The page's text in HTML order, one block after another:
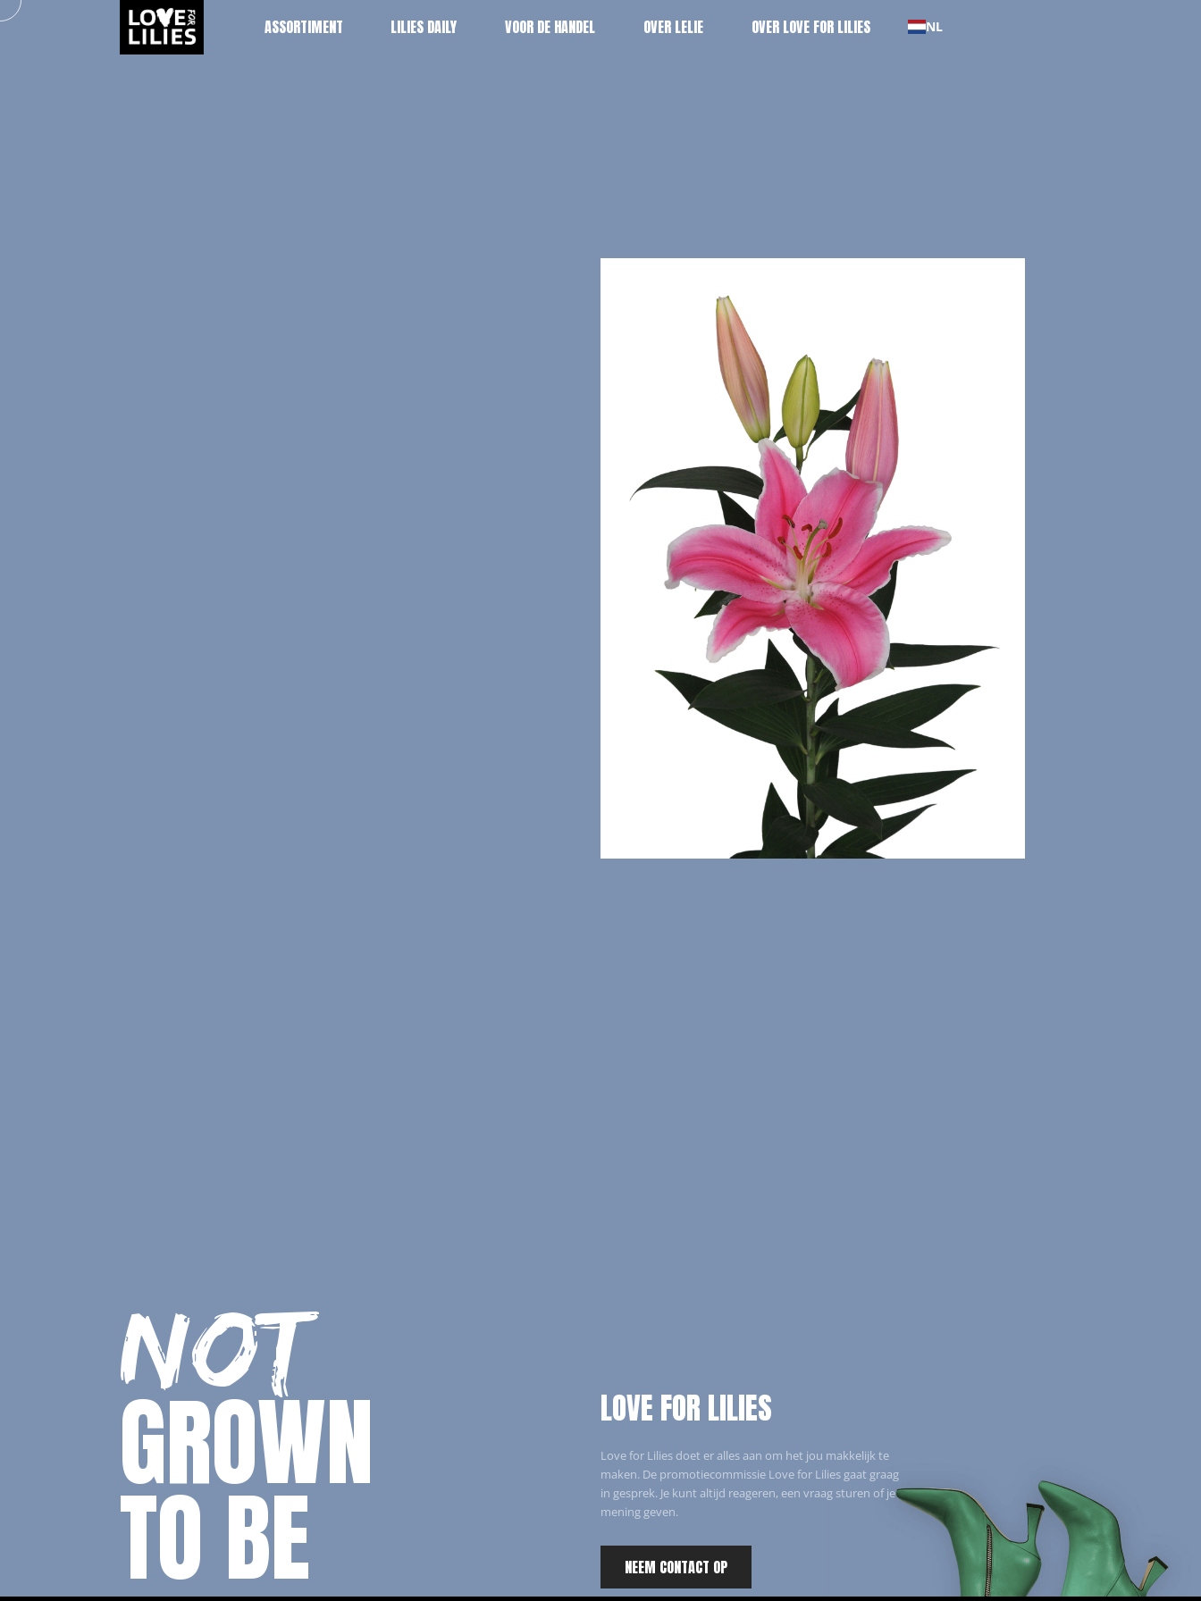
ASSORTIMENT
LILIES DAILY
VOOR DE HANDEL
OVER LELIE
OVER LOVE FOR LILIES
NL
NOT
GROWN
TO BE
LOVE FOR LILIES
Love for Lilies doet er alles aan om het jou makkelijk te
maken. De promotiecommissie Love for Lilies gaat graag
in gesprek. Je kunt altijd reageren, een vraag sturen of je
mening geven.
NEEM CONTACT OP